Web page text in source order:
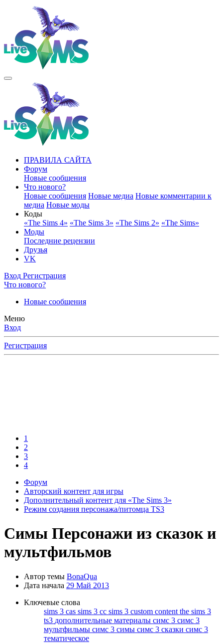
ПРАВИЛА САЙТА
Форум
Новые сообщения
Что нового?
Новые сообщения Новые медиа Новые комментарии к
медиа Новые моды
Коды
«The Sims 4» «The Sims 3» «The Sims 2» «The Sims»
Моды
Последние рецензии
Друзья
VK
Вход Регистрация
Что нового?
Новые сообщения
Меню
Вход
Регистрация
1
2
3
4
Форум
Авторский контент для игры
Дополнительный контент для «The Sims 3»
Режим создания персонажа/питомца TS3
Симы Персонажи из сказок и
мультфильмов
Автор темы BonaQua
Дата начала 29 Май 2013
Ключевые слова
sims 3 cas sims 3 cc sims 3 custom content the sims 3
ts3 дополнительные материалы симс 3 симс 3
мультфильмы симс 3 симы симс 3 сказки симс 3
тематическое